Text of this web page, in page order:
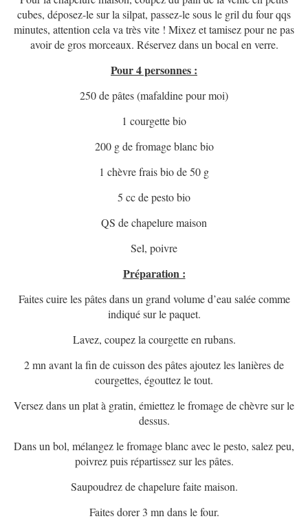
cubes, déposez-le sur la silpat, passez-le sous le gril du four qqs
minutes, attention cela va très vite ! Mixez et tamisez pour ne pas
avoir de gros morceaux. Réservez dans un bocal en verre.
Pour 4 personnes :
250 de pâtes (mafaldine pour moi)
1 courgette bio
200 g de fromage blanc bio
1 chèvre frais bio de 50 g
5 cc de pesto bio
QS de chapelure maison
Sel, poivre
Préparation :
Faites cuire les pâtes dans un grand volume d’eau salée comme
indiqué sur le paquet.
Lavez, coupez la courgette en rubans.
2 mn avant la fin de cuisson des pâtes ajoutez les lanières de
courgettes, égouttez le tout.
Versez dans un plat à gratin, émiettez le fromage de chèvre sur le
dessus.
Dans un bol, mélangez le fromage blanc avec le pesto, salez peu,
poivrez puis répartissez sur les pâtes.
Saupoudrez de chapelure faite maison.
Faites dorer 3 mn dans le four.